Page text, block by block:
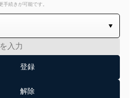
手続きが可能です。